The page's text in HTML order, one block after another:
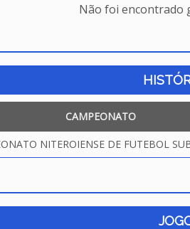
Não foi encontrado
CAMPEONATO
NITEROIENSE DE FUTEBOL